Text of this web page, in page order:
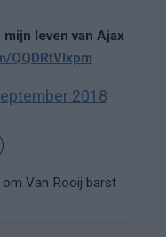
leven van Ajax
QQDRtVlxpm
2018
Van Rooij barst